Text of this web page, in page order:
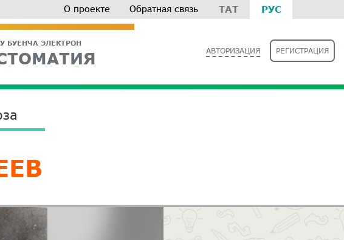
ТАТ РУС
О проекте Обратная связь
БУЕНЧА ЭЛЕКТРОН
АВТОРИЗАЦИЯ РЕГИСТРАЦИЯ